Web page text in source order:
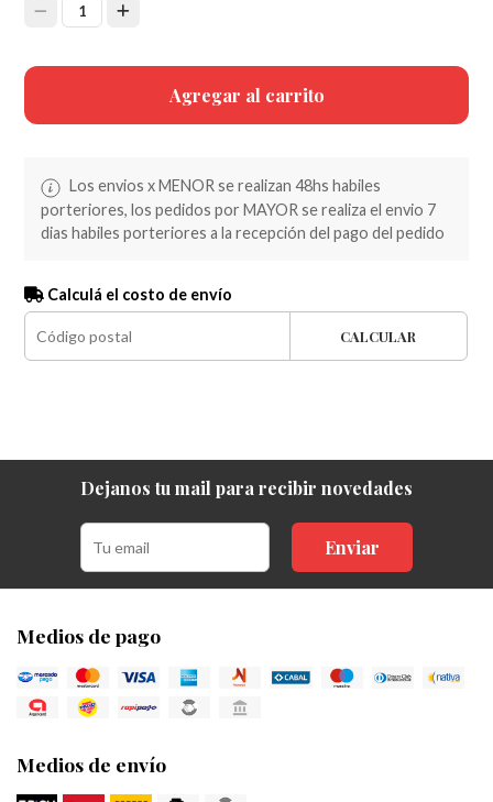
1
Agregar al carrito
Los envios x MENOR se realizan 48hs habiles
porteriores, los pedidos por MAYOR se realiza el envio 7
dias habiles porteriores a la recepción del pago del pedido
Calculá el costo de envío
CALCULAR
Dejanos tu mail para recibir novedades
Enviar
Medios de pago
Medios de envío